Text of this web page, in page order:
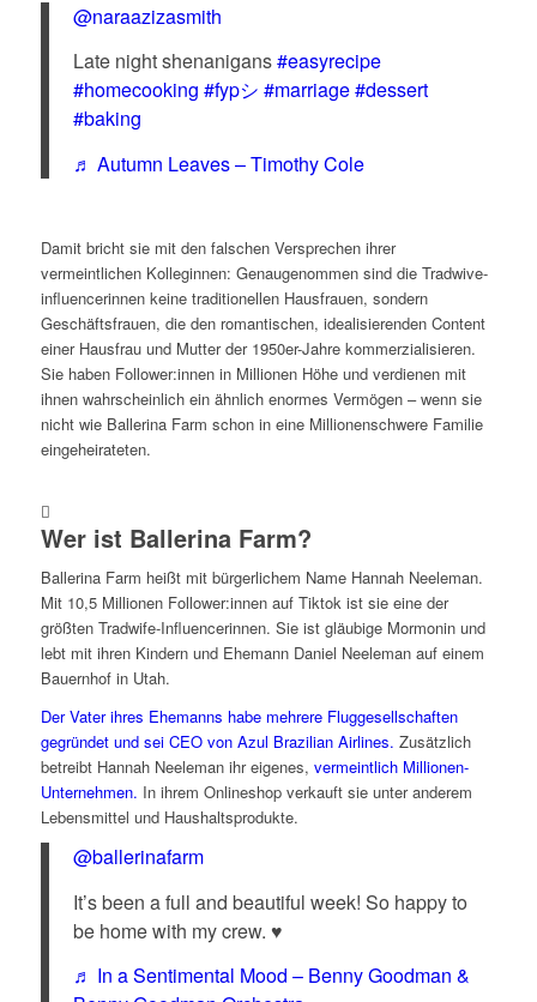
@naraazizasmith
Late night shenanigans#easyrecipe
#homecooking #fypシ #marriage#dessert
#baking
♬ Autumn Leaves – Timothy Cole
Damit bricht sie mit den falschen Versprechen ihrer
vermeintlichen Kolleginnen: Genaugenommen sind die Tradwive-
influencerinnen keine traditionellen Hausfrauen, sondern
Geschäftsfrauen, die den romantischen, idealisierenden Content
einer Hausfrau und Mutter der 1950er-Jahre kommerzialisieren.
Sie haben Follower:innen in Millionen Höhe und verdienen mit
ihnen wahrscheinlich ein ähnlich enormes Vermögen – wenn sie
nicht wie Ballerina Farm schon in eine Millionenschwere Familie
eingeheirateten.
Wer ist Ballerina Farm?
Ballerina Farm heißt mit bürgerlichem Name Hannah Neeleman.
Mit 10,5 Millionen Follower:innen auf Tiktok ist sie eine der
größten Tradwife-Influencerinnen. Sie ist gläubige Mormonin und
lebt mit ihren Kindern und Ehemann Daniel Neeleman auf einem
Bauernhof in Utah.
Der Vater ihres Ehemanns habe mehrere Fluggesellschaften
gegründet und sei CEO von Azul Brazilian Airlines. Zusätzlich
betreibt Hannah Neeleman ihr eigenes, vermeintlich Millionen-
Unternehmen. In ihrem Onlineshop verkauft sie unter anderem
Lebensmittel und Haushaltsprodukte.
@ballerinafarm
It’s been a full and beautiful week! So happy to
be home with my crew. ♥️
♬ In a Sentimental Mood – Benny Goodman &